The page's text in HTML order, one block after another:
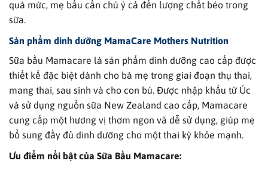
quá mức, mẹ bầu cần chú ý cả đến lượng chất béo trong
sữa.
Sản phẩm dinh dưỡng MamaCare Mothers Nutrition
Sữa bầu Mamacare là sản phẩm dinh dưỡng cao cấp được
thiết kế đặc biệt dành cho bà mẹ trong giai đoạn thụ thai,
mang thai, sau sinh và cho con bú. Được nhập khẩu từ Úc
và sử dụng nguồn sữa New Zealand cao cấp, Mamacare
cung cấp một hương vị thơm ngon và dễ sử dụng, giúp mẹ
bổ sung đầy đủ dinh dưỡng cho một thai kỳ khỏe mạnh.
Ưu điểm nổi bật của Sữa Bầu Mamacare: